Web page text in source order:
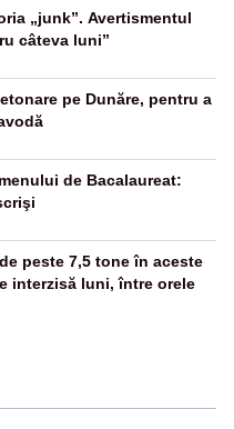
„junk”. Avertismentul
câteva luni”
pe Dunăre, pentru a
de Bacalaureat:
peste 7,5 tone în aceste
interzisă luni, între orele